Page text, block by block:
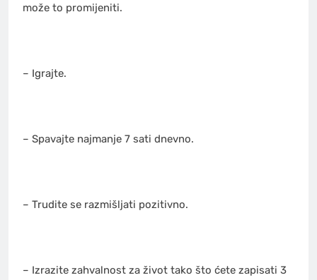
može to promijeniti.
– Igrajte.
– Spavajte najmanje 7 sati dnevno.
– Trudite se razmišljati pozitivno.
– Izrazite zahvalnost za život tako što ćete zapisati 3